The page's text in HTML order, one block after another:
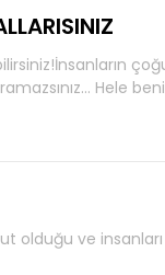
Hele
olduğu ve